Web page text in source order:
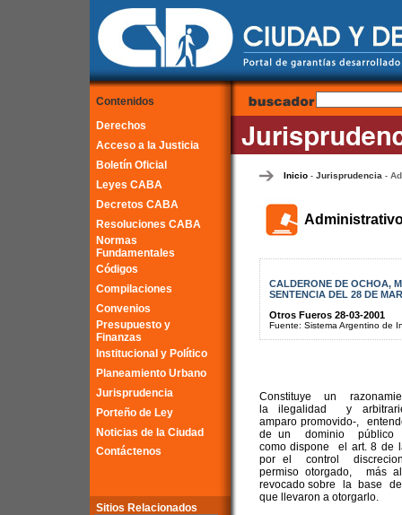
Contenidos
Derechos
Acceso a la Justicia
Boletín Oficial
Leyes CABA
Decretos CABA
Resoluciones CABA
Normas
Fundamentales
Códigos
Compilaciones
Convenios
Presupuesto y
Finanzas
Institucional y Político
Planeamiento Urbano
Jurisprudencia
Porteño de Ley
Noticias de la Ciudad
Contáctenos
Sitios Relacionados
Inicio- Jurisprudencia-
CALDERONE DE OCHOA,
SENTENCIA DEL 28 DE
Otros Fueros 28-03-2001
Fuente: Sistema Argentino de
Constituye un
la ilegalidad y
amparo promovido-,
de un dominio público
como dispone el art. 8 de
por el control
permiso otorgado, más
revocado sobre la base
que llevaron a otorgarlo.